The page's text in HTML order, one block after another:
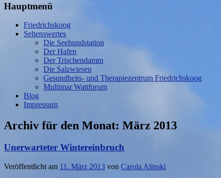
Hauptmenü
Friedrichskoog
Sehenswertes
Die Seehundstation
Der Hafen
Der Trischendamm
Die Salzwiesen
Gesundheits- und Therapiezentrum Friedrichskoog
Multimar Wattforum
Blog
Impressum
Archiv für den Monat: März 2013
Unerwarteter Wintereinbruch
Veröffentlicht am 11. März 2013 von Carola Alinski